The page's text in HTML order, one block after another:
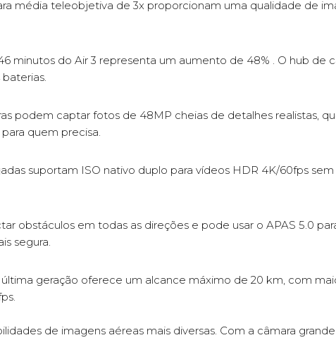
média teleobjetiva de 3x proporcionam uma qualidade de
minutos do Air 3 representa um aumento de 48% . O hub de
podem captar fotos de 48MP cheias de detalhes realistas,
quem precisa.
suportam ISO nativo duplo para vídeos HDR 4K/60fps
obstáculos em todas as direções e pode usar o APAS 5.0
segura.
geração oferece um alcance máximo de 20 km, com
de imagens aéreas mais diversas. Com a câmara